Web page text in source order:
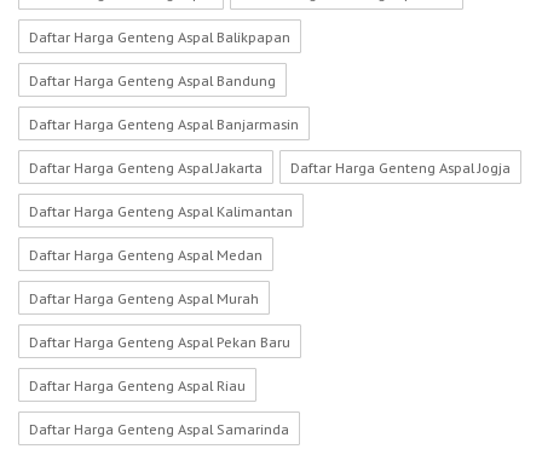
Daftar Harga Genteng Aspal Balikpapan
Daftar Harga Genteng Aspal Bandung
Daftar Harga Genteng Aspal Banjarmasin
Daftar Harga Genteng Aspal Jakarta Daftar Harga Genteng Aspal Jogja
Daftar Harga Genteng Aspal Kalimantan
Daftar Harga Genteng Aspal Medan
Daftar Harga Genteng Aspal Murah
Daftar Harga Genteng Aspal Pekan Baru
Daftar Harga Genteng Aspal Riau
Daftar Harga Genteng Aspal Samarinda